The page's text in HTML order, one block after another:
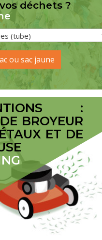
déchets ?
(tube)
ou sac jaune
:
BROYEUR
ET DE